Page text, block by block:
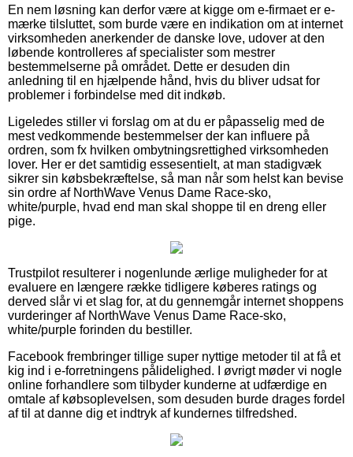
En nem løsning kan derfor være at kigge om e-firmaet er e-
mærke tilsluttet, som burde være en indikation om at internet
virksomheden anerkender de danske love, udover at den
løbende kontrolleres af specialister som mestrer
bestemmelserne på området. Dette er desuden din
anledning til en hjælpende hånd, hvis du bliver udsat for
problemer i forbindelse med dit indkøb.
Ligeledes stiller vi forslag om at du er påpasselig med de
mest vedkommende bestemmelser der kan influere på
ordren, som fx hvilken ombytningsrettighed virksomheden
lover. Her er det samtidig essesentielt, at man stadigvæk
sikrer sin købsbekræftelse, så man når som helst kan bevise
sin ordre af NorthWave Venus Dame Race-sko,
white/purple, hvad end man skal shoppe til en dreng eller
pige.
Trustpilot resulterer i nogenlunde ærlige muligheder for at
evaluere en længere række tidligere køberes ratings og
derved slår vi et slag for, at du gennemgår internet shoppens
vurderinger af NorthWave Venus Dame Race-sko,
white/purple forinden du bestiller.
Facebook frembringer tillige super nyttige metoder til at få et
kig ind i e-forretningens pålidelighed. I øvrigt møder vi nogle
online forhandlere som tilbyder kunderne at udfærdige en
omtale af købsoplevelsen, som desuden burde drages fordel
af til at danne dig et indtryk af kundernes tilfredshed.